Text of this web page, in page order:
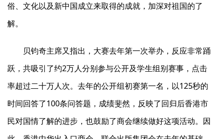
俗、文化以及新中国成立来取得的成就，加深对祖国的了
解。
贝钧奇主席又指出，大赛去年第一次举办，反应非常踊
跃，共吸引了约2万人分别参与公开及学生组别赛事，点击
率超过二十万人次。去年的公开组初赛第一名，以125秒的
时间回答了100条问答题，成绩斐然，反映了回归后香港市
民对国情了解的进步，也鼓励了商会继续做好这项活动。因